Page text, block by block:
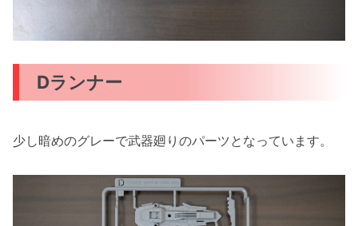
Dランナー
少し暗めのグレーで武器廻りのパーツとなっています。